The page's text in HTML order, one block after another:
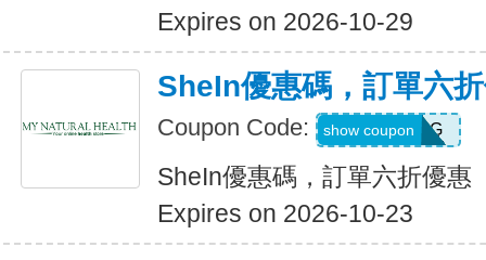
Expires on 2026-10-29
SheIn優惠碼，訂單六
Coupon Code: T5K539G
show coupon
SheIn優惠碼，訂單六折優惠
Expires on 2026-10-23